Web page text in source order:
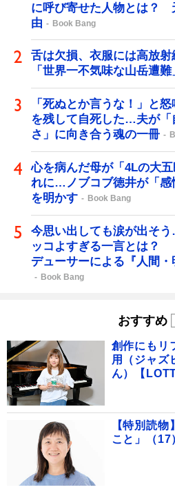
に呼び寄せた人物とは？
由
Book Bang
舌は欠損、衣服には高放
「世界一不気味な山岳遭
「死ぬとか言うな！」と
を残して自死した…夫が「
さ」に向き合う魂の一冊
心を病んだ母が「4Lの大
れに…ノブコブ徳井が「感
を明かす
Book Bang
今思い出しても涙が出そ
ッコよすぎる一言とは？
デューサーによる『人間
Book Bang
おすすめ
創作にもリ
用（ジャ
ん）【
【特別読
こと」（